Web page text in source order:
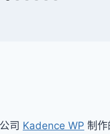
司 Kadence WP 制